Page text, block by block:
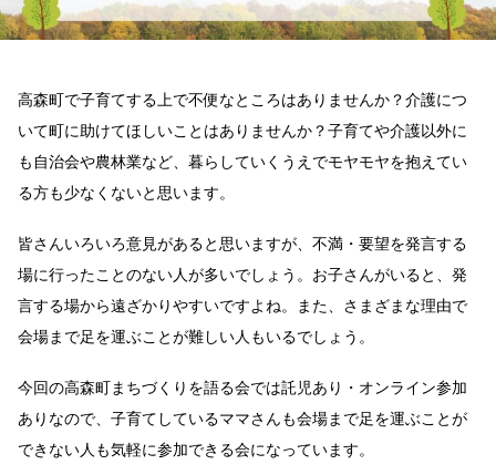
会｣
が
も
開
催！
高
森
町
い
て
ん
な
で
ろ
う
へ
の
高森町で子育てする上で不便なところはありませんか？介護につ
いて町に助けてほしいことはありませんか？子育てや介護以外に
も自治会や農林業など、暮らしていくうえでモヤモヤを抱えてい
る方も少なくないと思います。
皆さんいろいろ意見があると思いますが、不満・要望を発言する
場に行ったことのない人が多いでしょう。お子さんがいると、発
言する場から遠ざかりやすいですよね。また、さまざまな理由で
会場まで足を運ぶことが難しい人もいるでしょう。
今回の高森町まちづくりを語る会では託児あり・オンライン参加
ありなので、子育てしているママさんも会場まで足を運ぶことが
できない人も気軽に参加できる会になっています。